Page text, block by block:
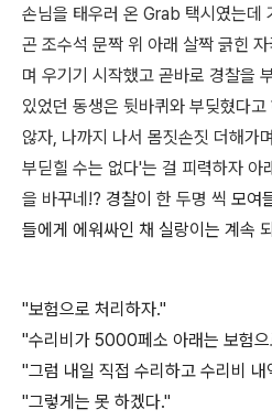
손님을 태우러 온 Grab 택시였는데
곤 조수석 문짝 위 아래 살짝 긁힌
며 우기기 시작했고 곧바로 경찰을
있었던 동생은 뒷바퀴와 부딪혔다
않자, 나까지 나서 몸짓손짓 더해가
부딛힐 수는 없다'는 걸 피력하자 아
을 바꾸네!? 경찰이 한 두명 씩 모여
들에게 에워싸인 채 실랑이는 계속 되
"보험으로 처리하자."
"수리비가 5000페소 아래는 보험
"그럼 내일 직접 수리하고 수리비 내
"그렇게는 못 하겠다."